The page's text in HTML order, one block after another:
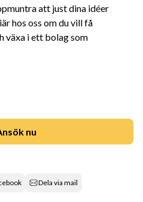
att just dina idéer
hos oss om du vill få
växa i ett bolag som
nu
Dela via mail